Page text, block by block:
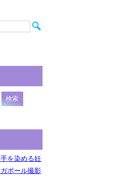
を染める妊
ポール撮影